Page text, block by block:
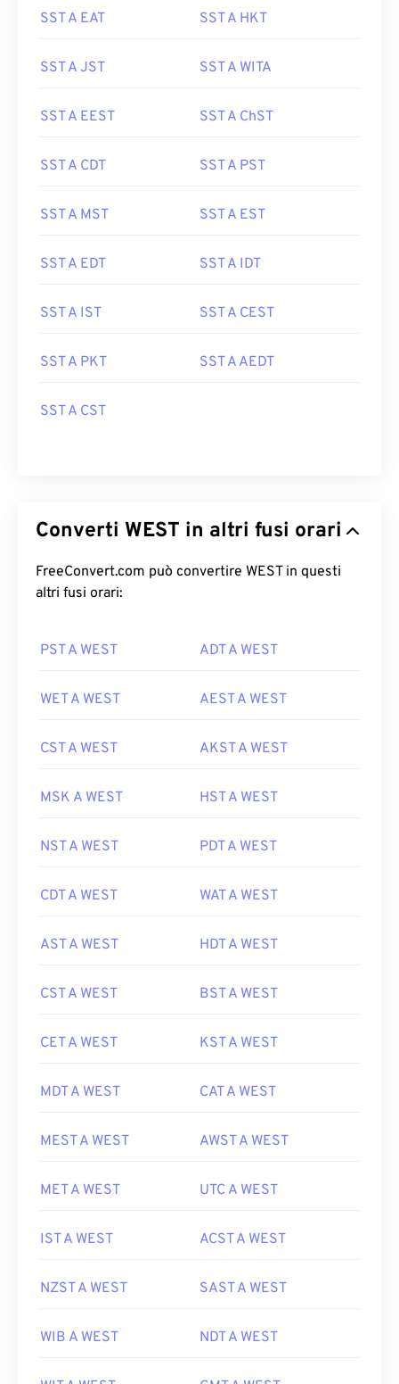
SST A EAT SST A HKT
SST A JST SST A WITA
SST A EEST SST A ChST
SST A CDT SST A PST
SST A MST SST A EST
SST A EDT SST A IDT
SST A IST SST A CEST
SST A PKT SST A AEDT
SST A CST
Converti WEST in altri fusi orari
FreeConvert.com può convertire WEST in questi
altri fusi orari:
PST A WEST ADT A WEST
WET A WEST AEST A WEST
CST A WEST AKST A WEST
MSK A WEST HST A WEST
NST A WEST PDT A WEST
CDT A WEST WAT A WEST
AST A WEST HDT A WEST
CST A WEST BST A WEST
CET A WEST KST A WEST
MDT A WEST CAT A WEST
MEST A WEST AWST A WEST
MET A WEST UTC A WEST
IST A WEST ACST A WEST
NZST A WEST SAST A WEST
WIB A WEST NDT A WEST